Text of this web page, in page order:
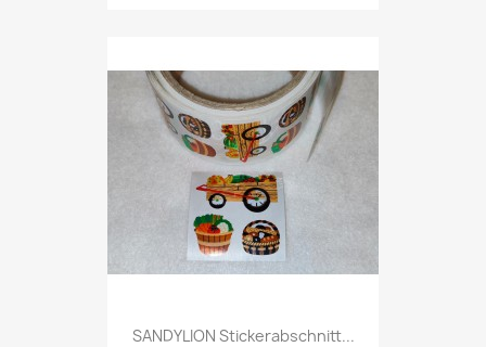
SANDYLION Stickerabschnitt...